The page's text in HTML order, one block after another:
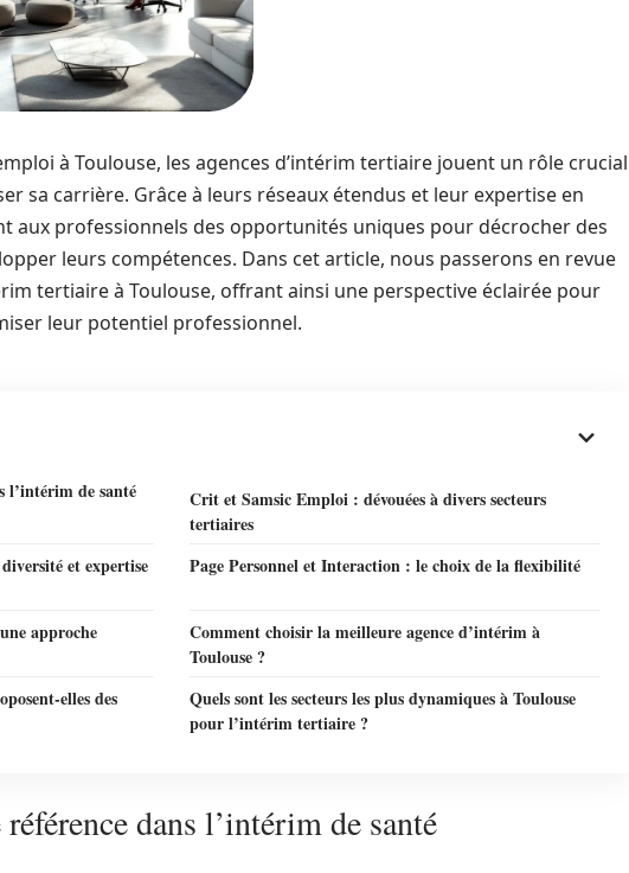
à Toulouse, les agences d’intérim tertiaire jouent un rôle crucial
sa carrière. Grâce à leurs réseaux étendus et leur expertise en
aux professionnels des opportunités uniques pour décrocher des
leurs compétences. Dans cet article, nous passerons en revue
tertiaire à Toulouse, offrant ainsi une perspective éclairée pour
leur potentiel professionnel.
l’intérim de santé
Crit et Samsic Emploi : dévouées à divers secteurs
tertiaires
et expertise
Page Personnel et Interaction : le choix de la flexibilité
approche
Comment choisir la meilleure agence d’intérim à
Toulouse ?
elles des
Quels sont les secteurs les plus dynamiques à Toulouse
pour l’intérim tertiaire ?
dans l’intérim de santé